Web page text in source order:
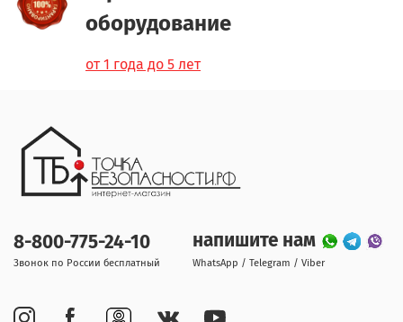
оборудование
от 1 года до 5 лет
8-800-775-24-10
Звонок по России бесплатный
напишите нам
WhatsApp / Telegram / Viber